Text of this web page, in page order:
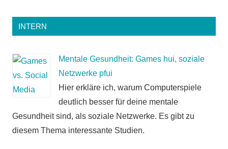
INTERN
Mentale Gesundheit: Games hui, soziale
Netzwerke pfui
Hier erkläre ich, warum Computerspiele
deutlich besser für deine mentale
Gesundheit sind, als soziale Netzwerke. Es gibt zu
diesem Thema interessante Studien.